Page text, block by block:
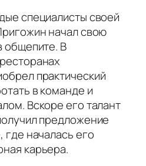
специалисты своей
начал свою
общепите. В
практический
в команде и
Вскоре его талант
предложение
где началась его
карьера.